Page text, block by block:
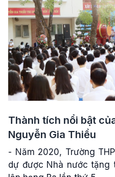
Thành tích nổi bật
Nguyễn Gia Thiều
- Năm 2020, Trường
dự được Nhà nước tặng